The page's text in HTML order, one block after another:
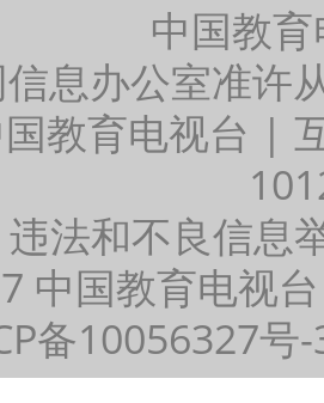
中国教
息办公室准许
教育电视台 |
违法和不良信息
中国教育电视
备10056327号